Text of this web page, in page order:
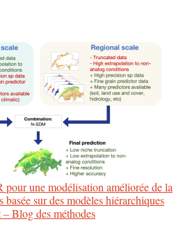
pour une modélisation améliorée de la
basée sur des modèles hiérarchiques
​​Blog des méthodes